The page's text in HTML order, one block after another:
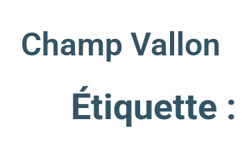
Champ Vallon
Étiquette :